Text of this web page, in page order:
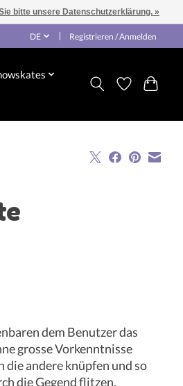
DE Registrieren / Anmelden
dem Benutzer das
grosse Vorkenntnisse
die andere knüpfen und so
die Gegend flitzen.
bitte unsere Datenschutzerklärung. »